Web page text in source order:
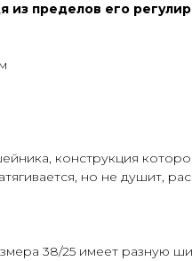
из пределов его
конструкция
но не душит,
38/25 имеет разную